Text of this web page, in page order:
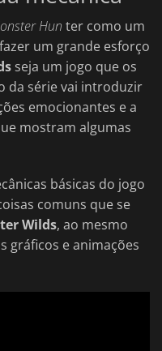
Hun ter como um
um grande esforço
seja um jogo que os
da série vai introduzir
emocionantes e a
mostram algumas
básicas do jogo
comuns que se
Wilds, ao mesmo
gráficos e animações